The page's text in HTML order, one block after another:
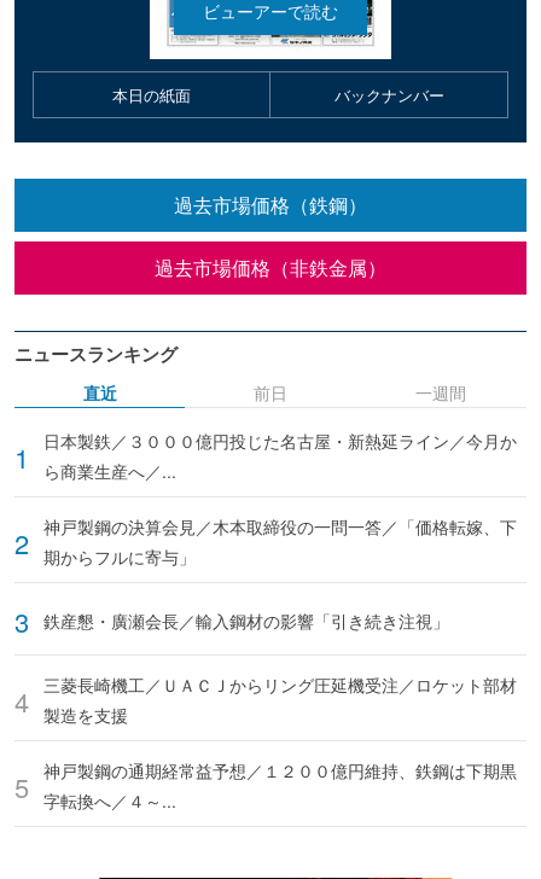
本日の紙面 バックナンバー
過去市場価格（鉄鋼）
過去市場価格（非鉄金属）
ニュースランキング
直近
日本製鉄／３０００億円投じた名古屋・新熱延ライン／今月か
ら商業生産へ／...
神戸製鋼の決算会見／木本取締役の一問一答／「価格転嫁、下
期からフルに寄与」
鉄産懇・廣瀬会長／輸入鋼材の影響「引き続き注視」
三菱長崎機工／ＵＡＣＪからリング圧延機受注／ロケット部材
製造を支援
神戸製鋼の通期経常益予想／１２００億円維持、鉄鋼は下期黒
字転換へ／４～...
前日 一週間